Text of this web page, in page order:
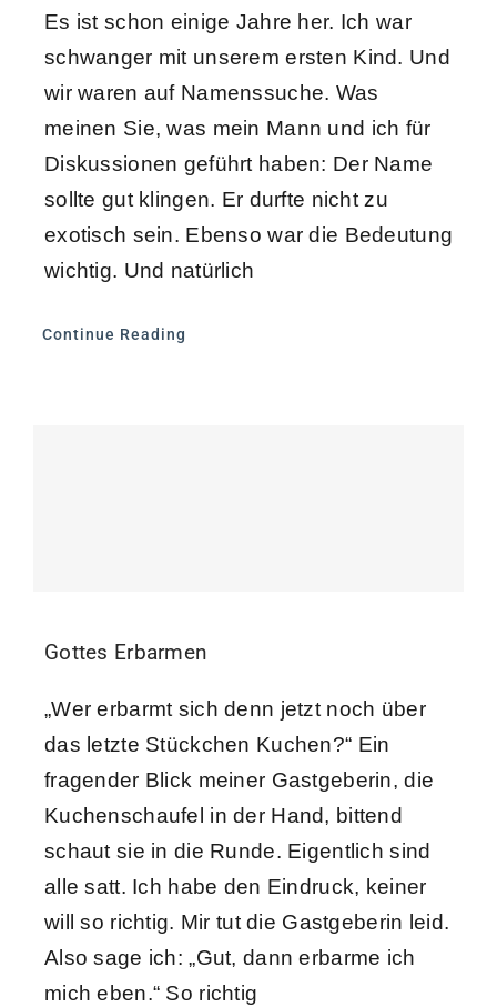
Es ist schon einige Jahre her. Ich war
schwanger mit unserem ersten Kind. Und
wir waren auf Namenssuche. Was
meinen Sie, was mein Mann und ich für
Diskussionen geführt haben: Der Name
sollte gut klingen. Er durfte nicht zu
exotisch sein. Ebenso war die Bedeutung
wichtig. Und natürlich
Continue Reading
Gottes Erbarmen
„Wer erbarmt sich denn jetzt noch über
das letzte Stückchen Kuchen?“ Ein
fragender Blick meiner Gastgeberin, die
Kuchenschaufel in der Hand, bittend
schaut sie in die Runde. Eigentlich sind
alle satt. Ich habe den Eindruck, keiner
will so richtig. Mir tut die Gastgeberin leid.
Also sage ich: „Gut, dann erbarme ich
mich eben.“ So richtig